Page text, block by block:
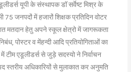
यूपी के संस्थापक डॉ सर्वेष्ट मिश्र के
जनपदों में हजारों शिक्षक प्रतिदिन वोटर
मतदान हेतु अपने स्कूल क्षेत्रो में जागरूकता
पोस्टर व मेंहन्दी आदि प्रतियोगिताओं का
एडूलीडर्स से जुड़े सदस्यो ने निर्वाचन
अधिकारियों से मुलाकात कर अनुमति